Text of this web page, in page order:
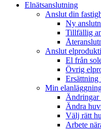
Elnätsanslutning
Anslut din
Ny
Tillfällig
Anslut
El från
Övrig
Ersättning
Min
Ändringar
Ändra
Välj rätt
Arbete